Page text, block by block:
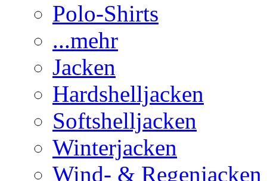
Polo-Shirts
...mehr
Jacken
Hardshelljacken
Softshelljacken
Winterjacken
Wind- & Regenjacken